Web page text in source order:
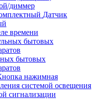
диммер
Датчик
времени
бытовых
нажимная
системой освещения
сигнализации